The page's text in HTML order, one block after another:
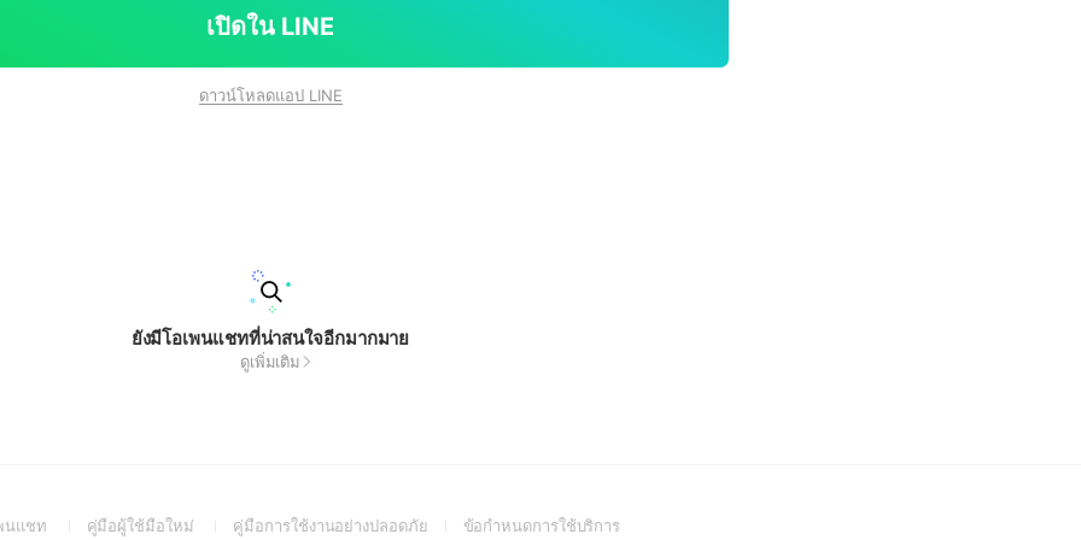
เปิดใน LINE
ดาวน์โหลดแอป LINE
ยังมีโอเพนแชทที่น่าสนใจอีกมากมาย
ดูเพิ่มเติม
นแชท
(Openคู่มือผู้ใช้มือใหม่
(Openคู่มือการใช้งานอย่างปลอดภัย(Openข้อกำหนดการใช้บริการ(Open